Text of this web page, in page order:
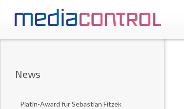
News
Platin-Award für Sebastian Fitzek